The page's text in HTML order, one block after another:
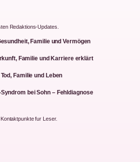
Redaktions-Updates.
Familie und Vermögen
Familie und Karriere erklärt
Familie und Leben
bei Sohn – Fehldiagnose
fur Leser.